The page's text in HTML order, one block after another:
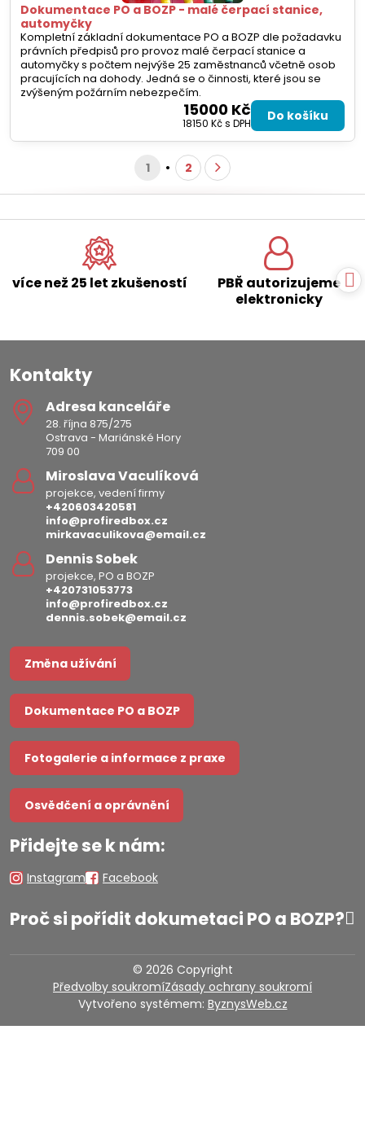
Dokumentace PO a BOZP - malé čerpací stanice,
automyčky
Kompletní základní dokumentace PO a BOZP dle požadavku
právních předpisů pro provoz malé čerpací stanice a
automyčky s počtem nejvýše 25 zaměstnanců včetně osob
pracujících na dohody. Jedná se o činnosti, které jsou se
zvýšeným požárním nebezpečím.
15000 Kč
18150 Kčs DPH Do košíku
1 2
více než 25 let zkušeností
PBŘ autorizujeme
elektronicky
Kontakty
Adresa kanceláře
28. října 875/275
Ostrava - Mariánské Hory
709 00
Miroslava Vaculíková
projekce, vedení firmy
+420603420581
info@profiredbox.cz
mirkavaculikova@email.cz
Dennis Sobek
projekce, PO a BOZP
+420731053773
info@profiredbox.cz
dennis.sobek@email.cz
Změna užívání
Dokumentace PO a BOZP
Fotogalerie a informace z praxe
Osvědčení a oprávnění
Přidejte se k nám:
Instagram Facebook
Proč si pořídit dokumetaci PO a BOZP?
© 2026 Copyright
Předvolby soukromíZásady ochrany soukromí
Vytvořeno systémem: ByznysWeb.cz